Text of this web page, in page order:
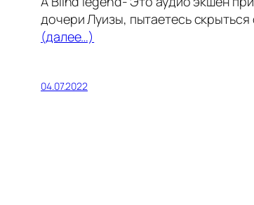
дочери Луизы, пытаетесь
(далее…)
04.07.2022